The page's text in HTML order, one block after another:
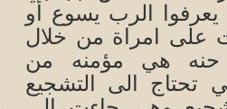
الرب يسوع أو
على امراة من خلال
حنه هي مؤمنه من
تحتاج الى التشجيع